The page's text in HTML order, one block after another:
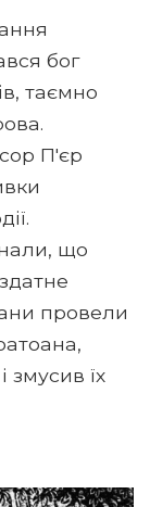
бог
таємно
П'єр
що
провели
змусив їх